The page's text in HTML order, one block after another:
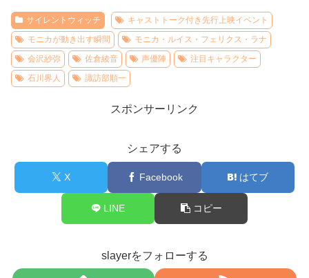
サイレントウィッチ
キャストトーク付き先行上映イベント
モニカが動き出す瞬間
モニカ・ルイス・フェリクス・ラナ
会沢紗弥
佐倉綾音 声優陣
注目キャラクター
石川界人
諏訪部順一
スポンサーリンク
シェアする
X Facebook はてブ
LINE コピー
slayerをフォローする